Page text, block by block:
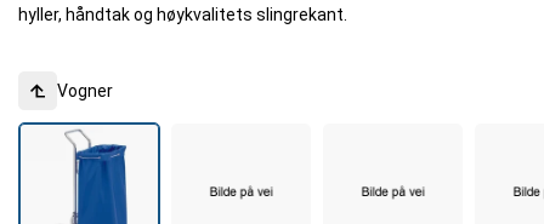
hyller, håndtak og høykvalitets slingrekant.
Vogner